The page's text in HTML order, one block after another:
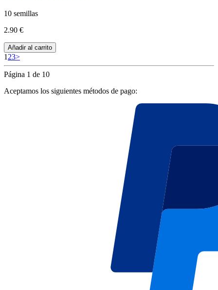
10 semillas
2.90 €
Añadir al carrito
1 23>
Página 1 de 10
Aceptamos los siguientes métodos de pago: